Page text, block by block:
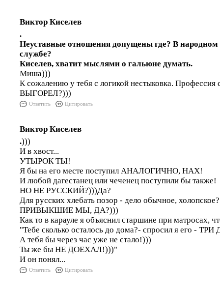
Виктор Киселев
.
Неуставные отношения допущены где? В народном
службе?
Киселев, хватит мыслями о гальюне думать.
Миша)))
К сожалению у тебя с логикой нестыковка. Профессия
ВЫГОРЕЛ?)))
Ответить Цитировать
Виктор Киселев
.)))
И в хвост...
УТЫРОК ТЫ!
Я бы на его месте поступил АНАЛОГИЧНО, НАХ!
И любой дагестанец или чеченец поступили бы также!
НО НЕ РУССКИЙ?)))Да?
Для русских хлебать позор - дело обычное, холопское?
ПРИВЫКШИЕ МЫ, ДА?)))
Как то в карауле я объяснил старшине при матросах,
"Тебе сколько осталось до дома?- спросил я его - ТРИ
А тебя бы через час уже не стало!)))
Ты же бы НЕ ДОЕХАЛ!)))"
И он понял...
Ответить Цитировать